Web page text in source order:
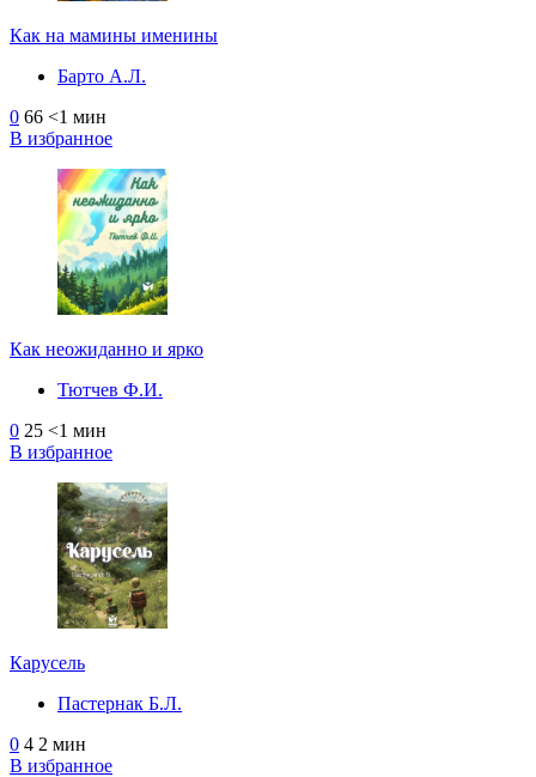
Как на мамины именины
Барто А.Л.
0 66 <1 мин
В избранное
Как неожиданно и ярко
Тютчев Ф.И.
0 25 <1 мин
В избранное
Карусель
Пастернак Б.Л.
0 4 2 мин
В избранное